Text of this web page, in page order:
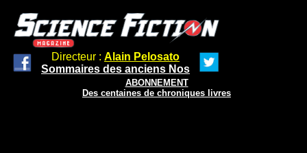
Directeur : Alain Pelosato
Sommaires des anciens Nos
ABONNEMENT
Des centaines de chroniques livres